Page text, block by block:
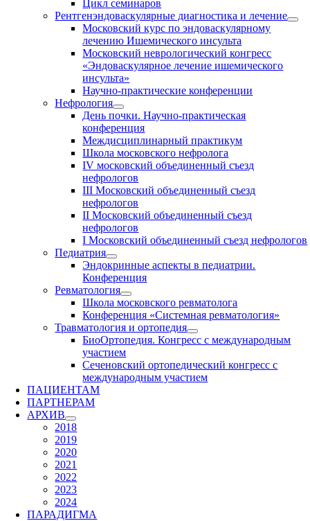
Цикл семинаров
Рентгенэндоваскулярные диагностика и лечение
Московский курс по эндоваскулярному
лечению Ишемического инсульта
Московский неврологический конгресс
«Эндоваскулярное лечение ишемического
инсульта»
Научно-практические конференции
Нефрология
День почки. Научно-практическая
конференция
Междисциплинарный практикум
Школа московского нефролога
IV московский объединенный съезд
нефрологов
III Московский объединенный съезд
нефрологов
II Московский объединенный съезд
нефрологов
I Московский объединенный съезд нефрологов
Педиатрия
Эндокринные аспекты в педиатрии.
Конференция
Ревматология
Школа московского ревматолога
Конференция «Системная ревматология»
Травматология и ортопедия
БиоОртопедия. Конгресс с международным
участием
Сеченовский ортопедический конгресс с
международным участием
ПАЦИЕНТАМ
ПАРТНЕРАМ
АРХИВ
2018
2019
2020
2021
2022
2023
2024
ПАРАДИГМА